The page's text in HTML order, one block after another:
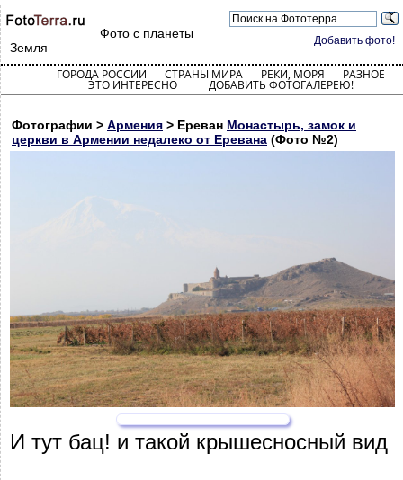
Добавить фото!
Фото с планеты
Земля
ГОРОДА РОССИИ СТРАНЫ МИРА РЕКИ, МОРЯ РАЗНОЕ
ЭТО ИНТЕРЕСНО ДОБАВИТЬ ФОТОГАЛЕРЕЮ!
Фотографии > Армения > Ереван Монастырь, замок и
церкви в Армении недалеко от Еревана (Фото №2)
И тут бац! и такой крышесносный вид